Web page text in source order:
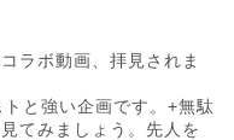
ラボ動画、拝見されま
と強い企画です。+無駄
てみましょう。先人を